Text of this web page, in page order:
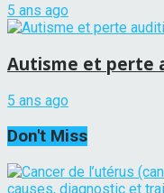
5 ans ago
Autisme et perte
5 ans ago
Don't Miss